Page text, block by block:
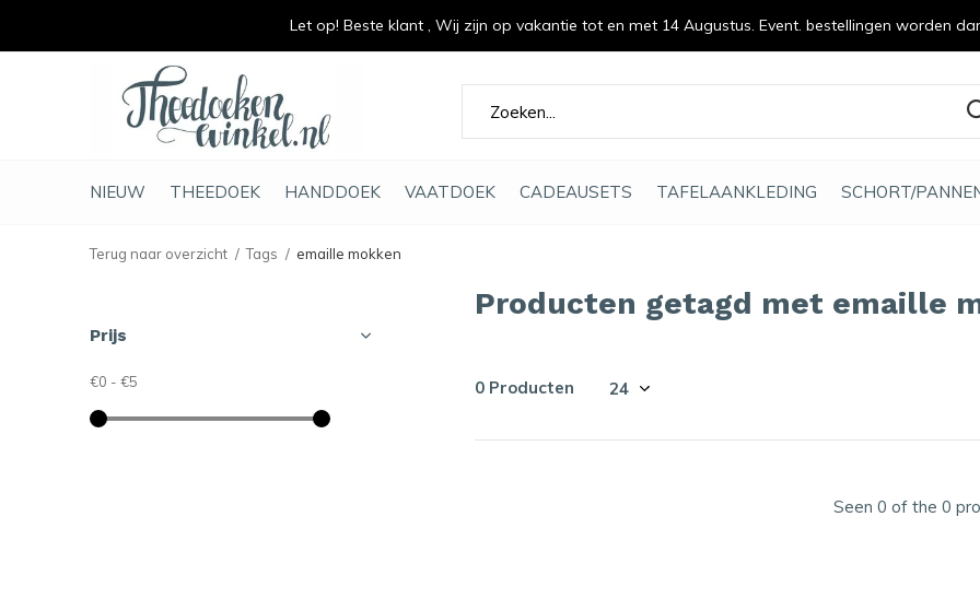
NIEUW THEEDOEK HANDDOEK VAATDOEK CADEAUSETS TAFELAANKLEDING SCHORT/
duurzaam en met liefde gemaakt
Terug naar overzicht Tags emaille mokken
Producten getagd met emaille
0 Producten
Seen 0 of the 0
Prijs
€0 - €5
Let op! Beste klant , Wij zijn op vakantie tot en met 14 Augustus. Event. bestellingen worden